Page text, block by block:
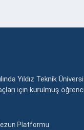
Yıldız Teknik
için kurulmuş
Platformu